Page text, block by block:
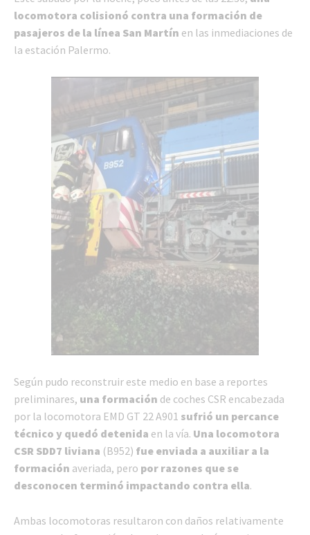
locomotora colisionó contra una formación de
pasajeros de la línea San Martín en las inmediaciones de
la estación Palermo.
Según pudo reconstruir este medio en base a reportes
preliminares, una formación de coches CSR encabezada
por la locomotora EMD GT 22 A901 sufrió un percance
técnico y quedó detenida en la vía. Una locomotora
CSR SDD7 liviana (B952) fue enviada a auxiliar a la
formación averiada, pero por razones que se
desconocen terminó impactando contra ella.
Ambas locomotoras resultaron con daños relativamente